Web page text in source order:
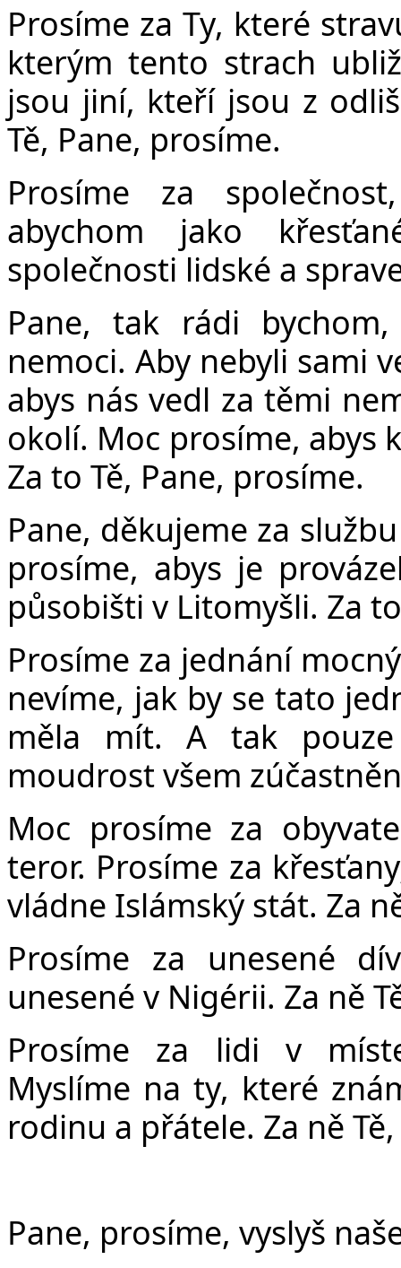
Prosíme za Ty, které
kterým tento strach
jsou jiní, kteří jsou z
Tě, Pane, prosíme.
Prosíme za
abychom jako
společnosti lidské a
Pane, tak rádi
nemoci. Aby nebyli sami
abys nás vedl za těmi
okolí. Moc prosíme, abys
Za to Tě, Pane, prosíme.
Pane, děkujeme za
prosíme, abys je
působišti v Litomyšli. Za
Prosíme za jednání
nevíme, jak by se tato
měla mít. A tak
moudrost všem
Moc prosíme za
teror. Prosíme za
vládne Islámský stát. Za
Prosíme za unesené
unesené v Nigérii. Za ně
Prosíme za lidi v
Myslíme na ty, které
rodinu a přátele. Za ně
Pane, prosíme, vyslyš